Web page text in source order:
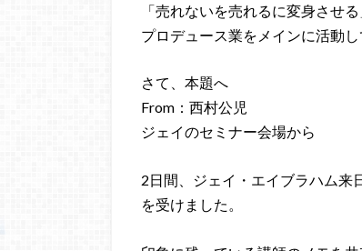
「売れないを売れるに変身させる
プロデュース業をメインに活動し
さて、本題へ
From：西村公児
ジェイのセミナー会場から
2日間、ジェイ・エイブラハム来
を受けました。